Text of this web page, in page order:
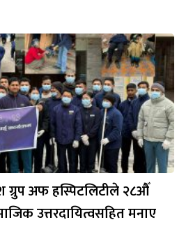
ग्रुप अफ हस्पिटलिटीले २८औँ
उत्तरदायित्वसहित मनाए